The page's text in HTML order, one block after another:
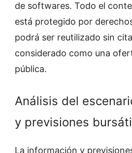
de softwares. Todo el
está protegido por
podrá ser reutilizado sin
considerado como una
pública.
Análisis del
y previsiones
La información y